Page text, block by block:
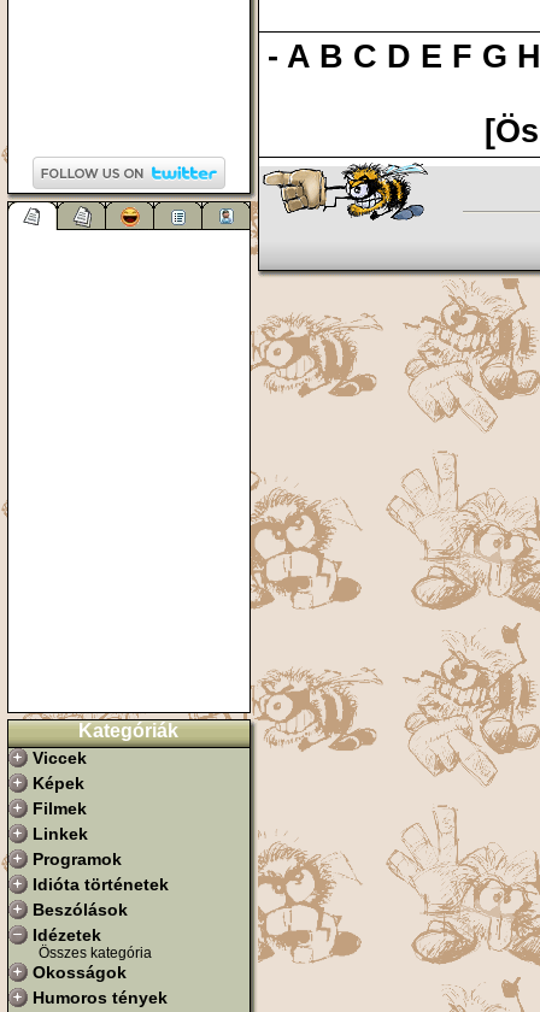
Kategóriák
Viccek
Képek
Filmek
Linkek
Programok
Idióta történetek
Beszólások
Idézetek
Összes kategória
Okosságok
Humoros tények
-A B C D E F G